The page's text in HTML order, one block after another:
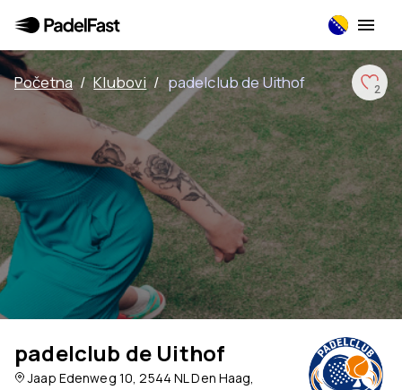
Početna / Klubovi / padelclub de Uithof 2
padelclub de Uithof
Jaap Edenweg 10, 2544 NL Den Haag,